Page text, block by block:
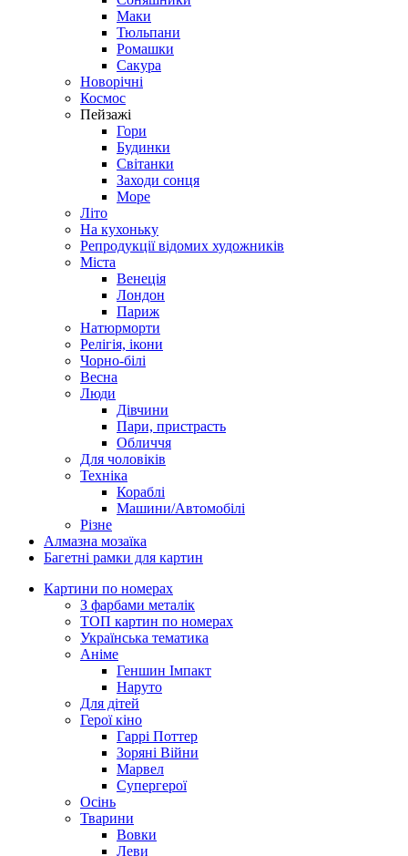
Маки
Тюльпани
Ромашки
Сакура
Новорічні
Космос
Пейзажі
Гори
Будинки
Світанки
Заходи сонця
Море
Літо
На кухоньку
Репродукції відомих художників
Міста
Венеція
Лондон
Париж
Натюрморти
Релігія, ікони
Чорно-білі
Весна
Люди
Дівчини
Пари, пристрасть
Обличчя
Для чоловіків
Техніка
Кораблі
Машини/Автомобілі
Різне
Алмазна мозаїка
Багетні рамки для картин
Картини по номерах
З фарбами металік
ТОП картин по номерах
Українська тематика
Аніме
Геншин Імпакт
Наруто
Для дітей
Герої кіно
Гаррі Поттер
Зоряні Війни
Марвел
Супергерої
Осінь
Тварини
Вовки
Леви